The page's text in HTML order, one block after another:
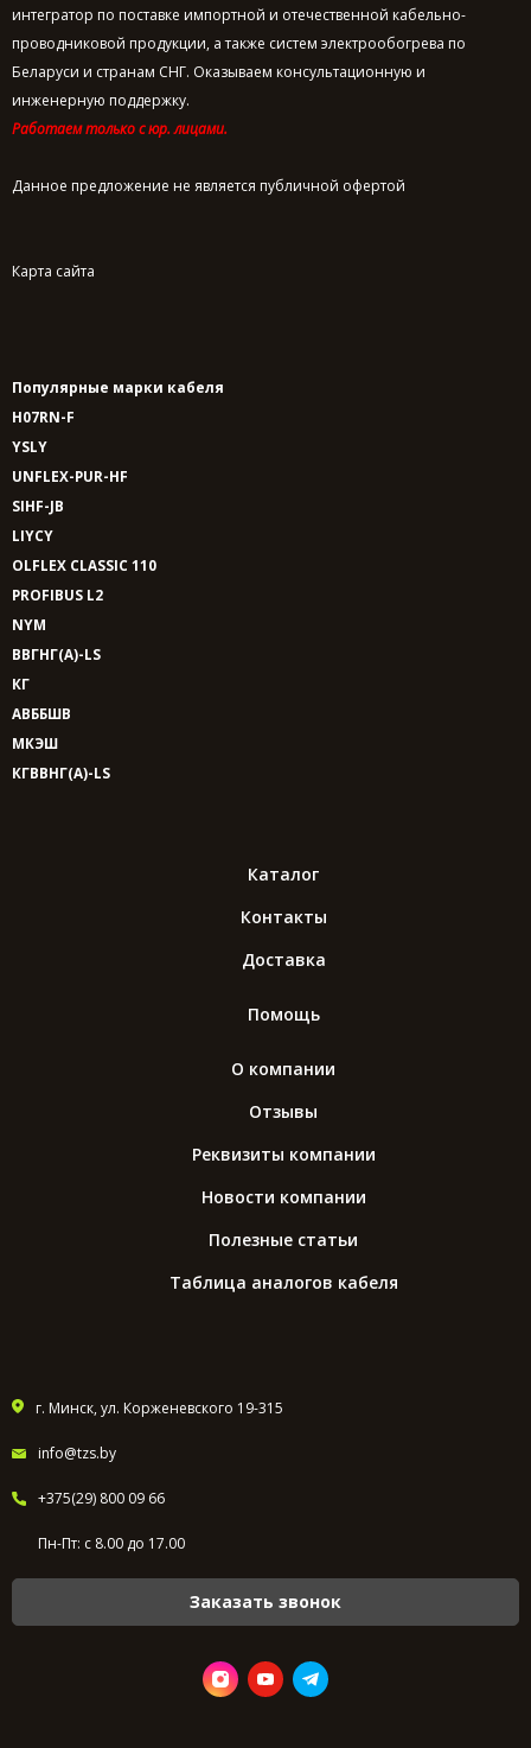
интегратор по поставке импортной и отечественной кабельно-
проводниковой продукции, а также систем электрообогрева по
Беларуси и странам СНГ. Оказываем консультационную и
инженерную поддержку.
Работаем только с юр. лицами.
Данное предложение не является публичной офертой
Карта сайта
Популярные марки кабеля
H07RN-F
YSLY
UNFLEX-PUR-HF
SIHF-JB
LIYCY
OLFLEX CLASSIC 110
PROFIBUS L2
NYM
ВВГНГ(A)-LS
КГ
АВББШВ
МКЭШ
КГВВНГ(A)-LS
Каталог
Контакты
Доставка
Помощь
О компании
Отзывы
Реквизиты компании
Новости компании
Полезные статьи
Таблица аналогов кабеля
г. Минск, ул. Корженевского 19-315
info@tzs.by
+375(29) 800 09 66
Пн-Пт: с 8.00 до 17.00
Заказать звонок